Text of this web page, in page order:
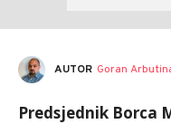
AUTOR Goran
Predsjednik Borca